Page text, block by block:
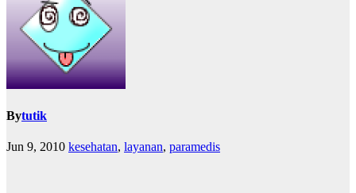
Bytutik
Jun 9, 2010 kesehatan, layanan, paramedis